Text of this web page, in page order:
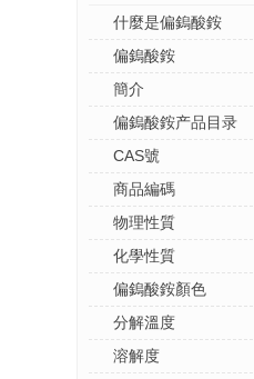
什麼是偏鎢酸銨
偏鎢酸銨
簡介
偏鎢酸銨产品目录
CAS號
商品編碼
物理性質
化學性質
偏鎢酸銨顏色
分解溫度
溶解度